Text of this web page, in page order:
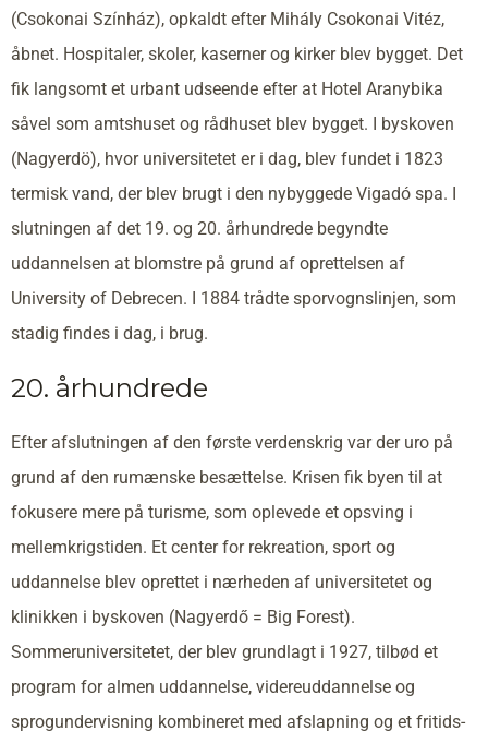
(Csokonai Színház), opkaldt efter Mihály Csokonai Vitéz,
åbnet. Hospitaler, skoler, kaserner og kirker blev bygget. Det
fik langsomt et urbant udseende efter at Hotel Aranybika
såvel som amtshuset og rådhuset blev bygget. I byskoven
(Nagyerdö), hvor universitetet er i dag, blev fundet i 1823
termisk vand, der blev brugt i den nybyggede Vigadó spa. I
slutningen af det 19. og 20. århundrede begyndte
uddannelsen at blomstre på grund af oprettelsen af
University of Debrecen. I 1884 trådte sporvognslinjen, som
stadig findes i dag, i brug.
20. århundrede
Efter afslutningen af den første verdenskrig var der uro på
grund af den rumænske besættelse. Krisen fik byen til at
fokusere mere på turisme, som oplevede et opsving i
mellemkrigstiden. Et center for rekreation, sport og
uddannelse blev oprettet i nærheden af universitetet og
klinikken i byskoven (Nagyerdő = Big Forest).
Sommeruniversitetet, der blev grundlagt i 1927, tilbød et
program for almen uddannelse, videreuddannelse og
sprogundervisning kombineret med afslapning og et fritids-